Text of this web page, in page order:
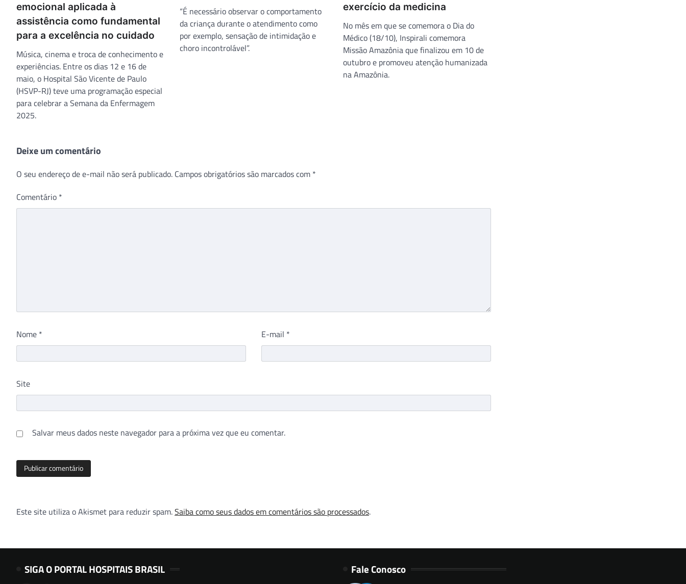
emocional aplicada à
assistência como fundamental
para a excelência no cuidado
Música, cinema e troca de conhecimento e
experiências. Entre os dias 12 e 16 de
maio, o Hospital São Vicente de Paulo
(HSVP-RJ) teve uma programação especial
para celebrar a Semana da Enfermagem
2025.
“É necessário observar o comportamento
da criança durante o atendimento como
por exemplo, sensação de intimidação e
choro incontrolável”.
exercício da medicina
No mês em que se comemora o Dia do
Médico (18/10), Inspirali comemora
Missão Amazônia que finalizou em 10 de
outubro e promoveu atenção humanizada
na Amazônia.
Deixe um comentário
O seu endereço de e-mail não será publicado. Campos obrigatórios são marcados com *
Comentário *
Nome * E-mail *
Site
Salvar meus dados neste navegador para a próxima vez que eu comentar.
Este site utiliza o Akismet para reduzir spam.Saiba como seus dados em comentários são processados.
SIGA O PORTAL HOSPITAIS BRASIL Fale Conosco